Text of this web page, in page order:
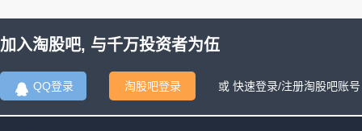
加入淘股吧, 与千万投资者为伍
QQ登录 淘股吧登录 或 快速登录/注册淘股吧账号